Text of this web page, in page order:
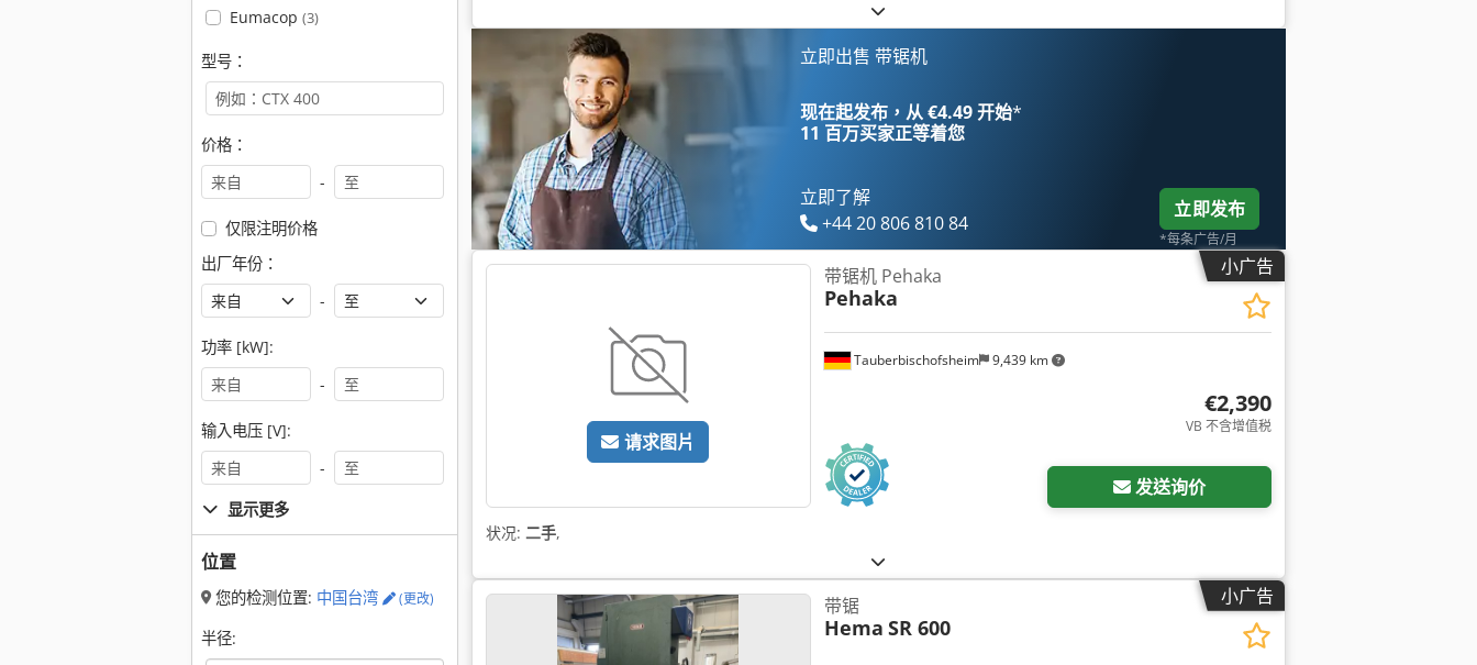
Eumacop (3)
型号：
价格：
-
仅限注明价格
出厂年份：
-
功率 [kW]:
-
输入电压 [V]:
-
显示更多
位置
您的检测位置: 中国台湾 (更改)
半径:
立即出售 带锯机
现在起发布，从 €4.49 开始*
11 百万买家正等着您
立即了解
+44 20 806 810 84
立即发布
*每条广告/月
小广告
请求图片
Tauberbischofsheim 9,439 km
带锯机 Pehaka
Pehaka
€2,390
VB 不含增值税
发送询价
状况: 二手,
小广告
带锯
Hema SR 600